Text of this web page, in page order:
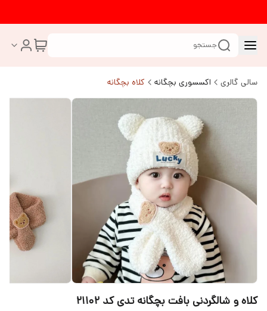
جستجو
سالی گالری اکسسوری بچگانه کلاه بچگانه
کلاه و شالگردنی بافت بچگانه تدی کد ۲۱۱۰۲